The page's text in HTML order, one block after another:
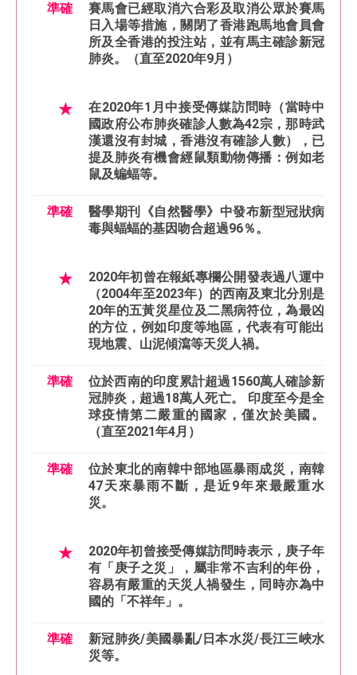
準確
賽馬會已經取消六合彩及取消公眾於賽馬
日入場等措施，關閉了香港跑馬地會員會
所及全香港的投注站，並有馬主確診新冠
肺炎。（直至2020年9月）
★
在2020年1月中接受傳媒訪問時（當時中
國政府公布肺炎確診人數為42宗，那時武
漢還沒有封城，香港沒有確診人數），已
提及肺炎有機會經鼠類動物傳播：例如老
鼠及蝙蝠等。
準確
醫學期刊《自然醫學》中發布新型冠狀病
毒與蝠蝠的基因吻合超過96％。
★
2020年初曾在報紙專欄公開發表過八運中
（2004年至2023年）的西南及東北分別是
20年的五黃災星位及二黑病符位，為最凶
的方位，例如印度等地區，代表有可能出
現地震、山泥傾瀉等天災人禍。
準確
位於西南的印度累計超過1560萬人確診新
冠肺炎，超過18萬人死亡。 印度至今是全
球疫情第二嚴重的國家，僅次於美國。
（直至2021年4月）
準確
位於東北的南韓中部地區暴雨成災，南韓
47天來暴雨不斷，是近9年來最嚴重水
災。
★
2020年初曾接受傳媒訪問時表示，庚子年
有「庚子之災」，屬非常不吉利的年份，
容易有嚴重的天災人禍發生，同時亦為中
國的「不祥年」。
準確
新冠肺炎/美國暴亂/日本水災/長江三峽水
災等。